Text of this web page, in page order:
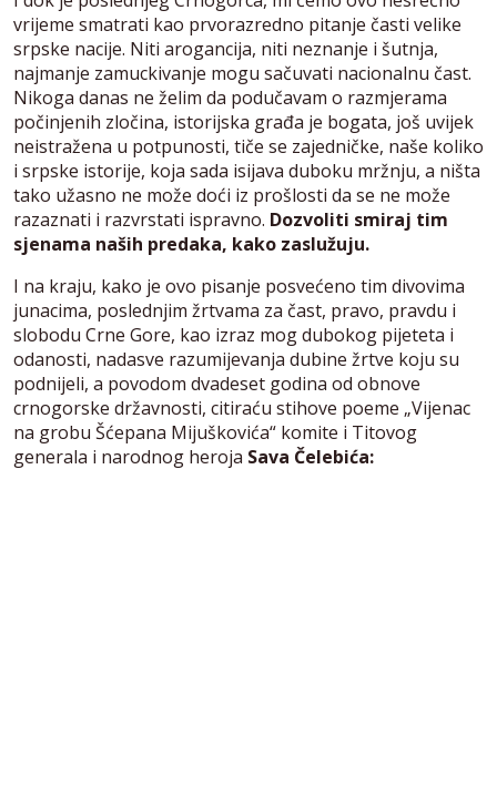
vrijeme smatrati kao prvorazredno pitanje časti velike
srpske nacije. Niti arogancija, niti neznanje i šutnja,
najmanje zamuckivanje mogu sačuvati nacionalnu čast.
Nikoga danas ne želim da podučavam o razmjerama
počinjenih zločina, istorijska građa je bogata, još uvijek
neistražena u potpunosti, tiče se zajedničke, naše koliko
i srpske istorije, koja sada isijava duboku mržnju, a ništa
tako užasno ne može doći iz prošlosti da se ne može
razaznati i razvrstati ispravno. Dozvoliti smiraj tim
sjenama naših predaka, kako zaslužuju.
I na kraju, kako je ovo pisanje posvećeno tim divovima
junacima, poslednjim žrtvama za čast, pravo, pravdu i
slobodu Crne Gore, kao izraz mog dubokog pijeteta i
odanosti, nadasve razumijevanja dubine žrtve koju su
podnijeli, a povodom dvadeset godina od obnove
crnogorske državnosti, citiraću stihove poeme „Vijenac
na grobu Šćepana Mijuškovića“ komite i Titovog
generala i narodnog heroja Sava Čelebića: